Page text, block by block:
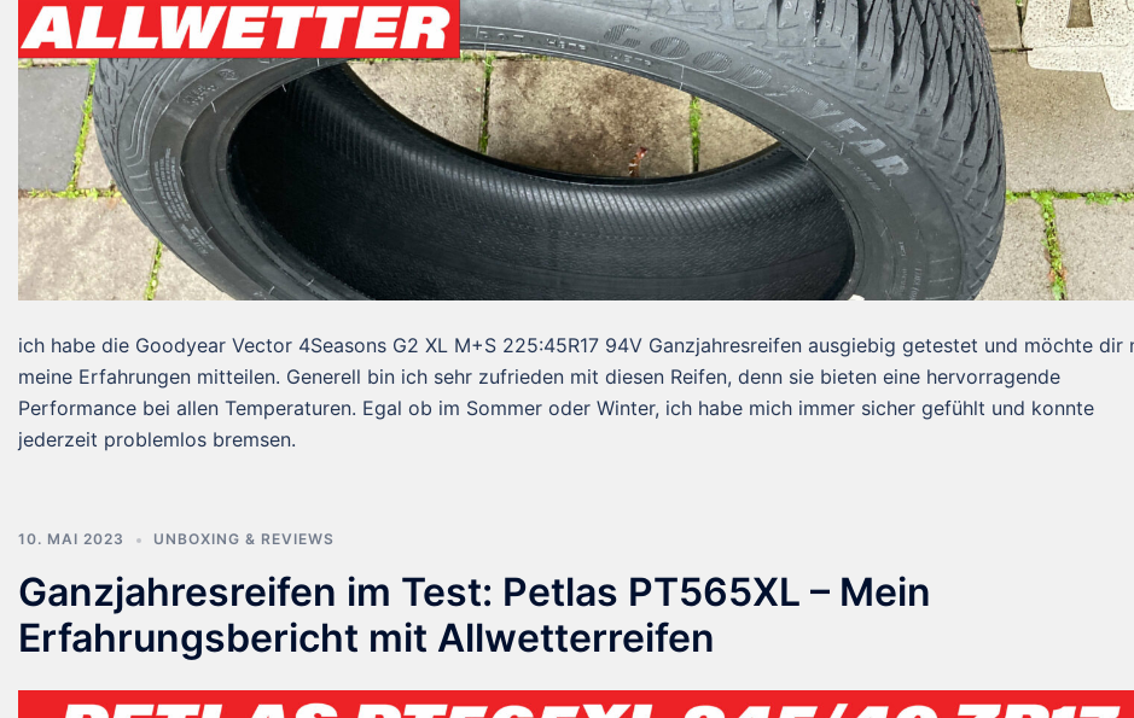
ich habe die Goodyear Vector 4Seasons G2 XL M+S 225:45R17 94V Ganzjahresreifen ausgiebig getestet und möchte dir
meine Erfahrungen mitteilen. Generell bin ich sehr zufrieden mit diesen Reifen, denn sie bieten eine hervorragende
Performance bei allen Temperaturen. Egal ob im Sommer oder Winter, ich habe mich immer sicher gefühlt und konnte
jederzeit problemlos bremsen.
10. MAI 2023 UNBOXING & REVIEWS
Ganzjahresreifen im Test: Petlas PT565XL – Mein
Erfahrungsbericht mit Allwetterreifen